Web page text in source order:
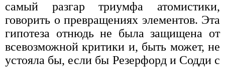
самый разгар триумфа атомистики,
говорить о превращениях элементов. Эта
гипотеза отнюдь не была защищена от
всевозможной критики и, быть может, не
устояла бы, если бы Резерфорд и Содди с